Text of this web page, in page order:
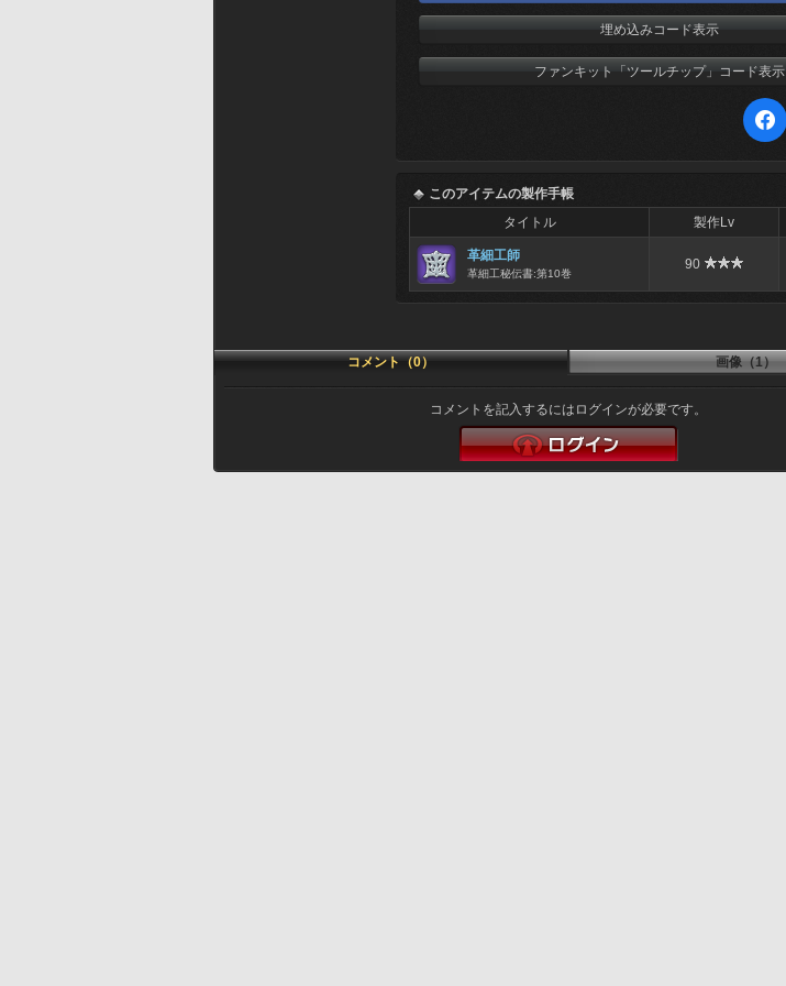
埋め込みコード表示
ファンキット「ツールチップ」コード表示
このアイテムの製作手帳
タイトル
製作Lv
革細工師
革細工秘伝書:第10巻
90
コメント（0） 画像（1）
コメントを記入するにはログインが必要です。